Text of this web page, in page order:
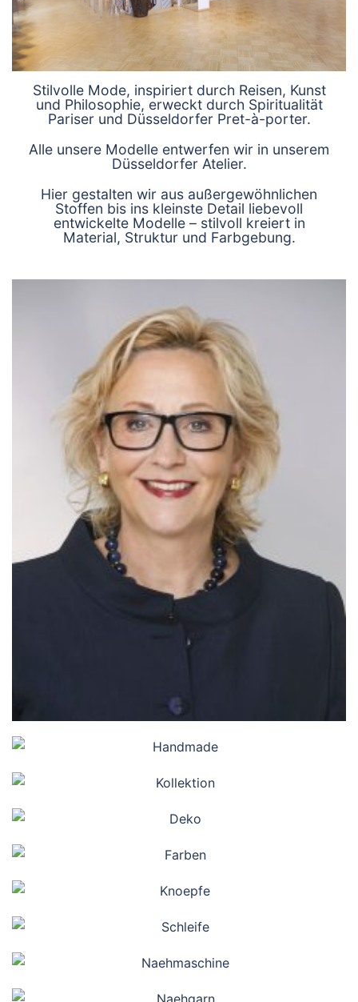
Stilvolle Mode, inspiriert durch Reisen, Kunst
und Philosophie, erweckt durch Spiritualität
Pariser und Düsseldorfer Pret-à-porter.
Alle unsere Modelle entwerfen wir in unserem
Düsseldorfer Atelier.
Hier gestalten wir aus außergewöhnlichen
Stoffen bis ins kleinste Detail liebevoll
entwickelte Modelle – stilvoll kreiert in
Material, Struktur und Farbgebung.